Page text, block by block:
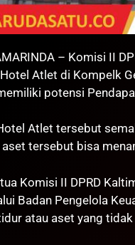
– Komisi II
Atlet di Kompelk
potensi
Atlet tersebut
tersebut bisa
Komisi II DPRD
Badan Pengelola
atau aset yang